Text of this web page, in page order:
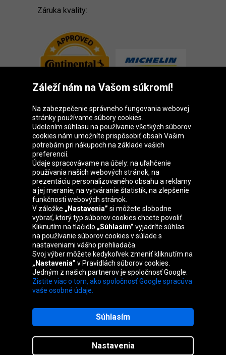
Záruka kvality:
Skupina Oponeo
Belgique
Česká
republika
Deutschland Éire
España France Italia Magyarország
Nederland Österreich Polska
United
Kingdom
Mapa stránok
Záleží nám na Vašom súkromí!
Na zabezpečenie správneho fungovania webovej
stránky používame súbory cookies.
Udelením súhlasu na používanie všetkých súborov
cookies nám umožníte prispôsobiť obsah Vašim
potrebám pri nákupoch na základe vašich
preferencií.
Údaje spracovávame na účely: na uľahčenie
používania našich webových stránok, na
prezentáciu personalizovaného obsahu a reklamy
a jej meranie, na vytváranie štatistík, na zlepšenie
funkčnosti webových stránok.
V záložke „Nastavenia” si môžete slobodne
vybrať, ktorý typ súborov cookies chcete povoliť.
Kliknutím na tlačidlo „Súhlasím” vyjadríte súhlas
na používanie súborov cookies v súlade s
nastaveniami vášho prehliadača.
Svoj výber môžete kedykoľvek zmeniť kliknutím na
„Nastavenia” v Pravidlách súborov cookies.
Jedným z našich partnerov je spoločnosť Google.
Zistite viac o tom, ako spoločnosť Google spracúva
vaše osobné údaje.
Nastavenia
Súhlasím